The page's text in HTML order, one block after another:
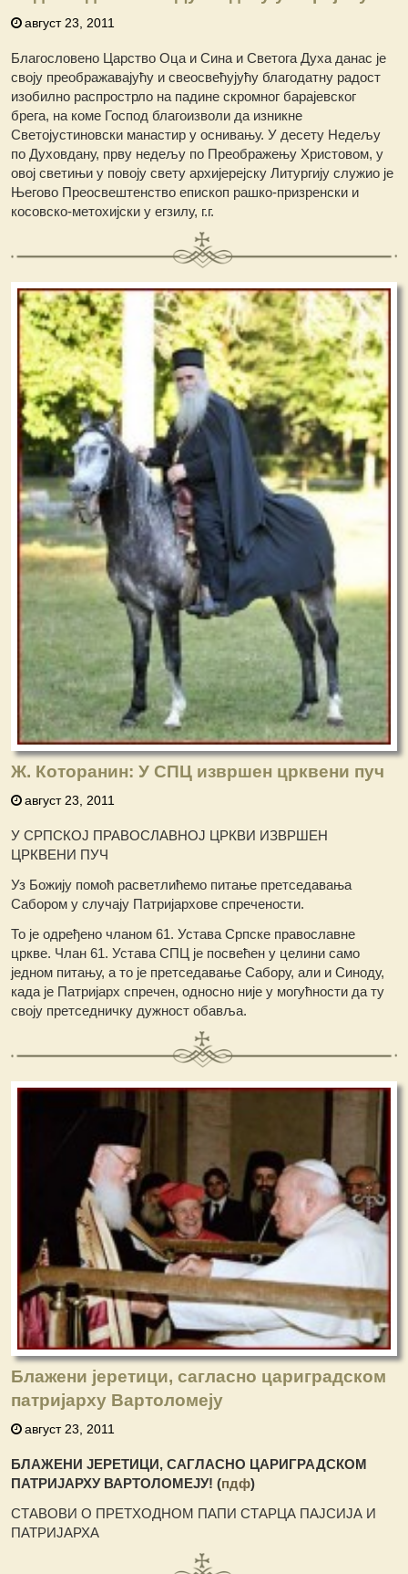
август 23, 2011
Благословено Царство Оца и Сина и Светога Духа данас је
своју преображавајућу и свеосвећујућу благодатну радост
изобилно распрострло на падинe скромног барајевског
брега, на коме Господ благоизволи да изникне
Светојустиновски манастир у оснивању. У десету Недељу
по Духовдану, прву недељу по Преображењу Христовом, у
овој светињи у повоју свету архијерејску Литургију служио је
Његово Преосвештенство епископ рашко-призренски и
косовско-метохијски у егзилу, г.г.
Ж. Которанин: У СПЦ извршен црквени пуч
август 23, 2011
У СРПСКОЈ ПРАВОСЛАВНОЈ ЦРКВИ ИЗВРШЕН
ЦРКВЕНИ ПУЧ
Уз Божију помоћ расветлићемо питање претседавања
Сабором у случају Патријархове спречености.
То је одређено чланом 61. Устава Српске православне
цркве. Члан 61. Устава СПЦ је посвећен у целини само
једном питању, а то је претседавање Сабору, али и Синоду,
када је Патријарх спречен, односно није у могућности да ту
своју претседничку дужност обавља.
Блажени јеретици, сагласно цариградском
патријарху Вартоломеју
август 23, 2011
БЛАЖЕНИ ЈЕРЕТИЦИ, САГЛАСНО ЦАРИГРАДСКОМ
ПАТРИЈАРХУ ВАРТОЛОМЕЈУ! (пдф)
СТАВОВИ О ПРЕТХОДНОМ ПАПИ СТАРЦА ПАЈСИЈА И
ПАТРИЈАРХА